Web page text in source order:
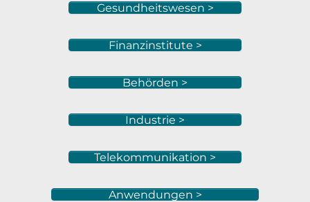
Gesundheitswesen >
Finanzinstitute >
Behörden >
Industrie >
Telekommunikation >
Anwendungen >